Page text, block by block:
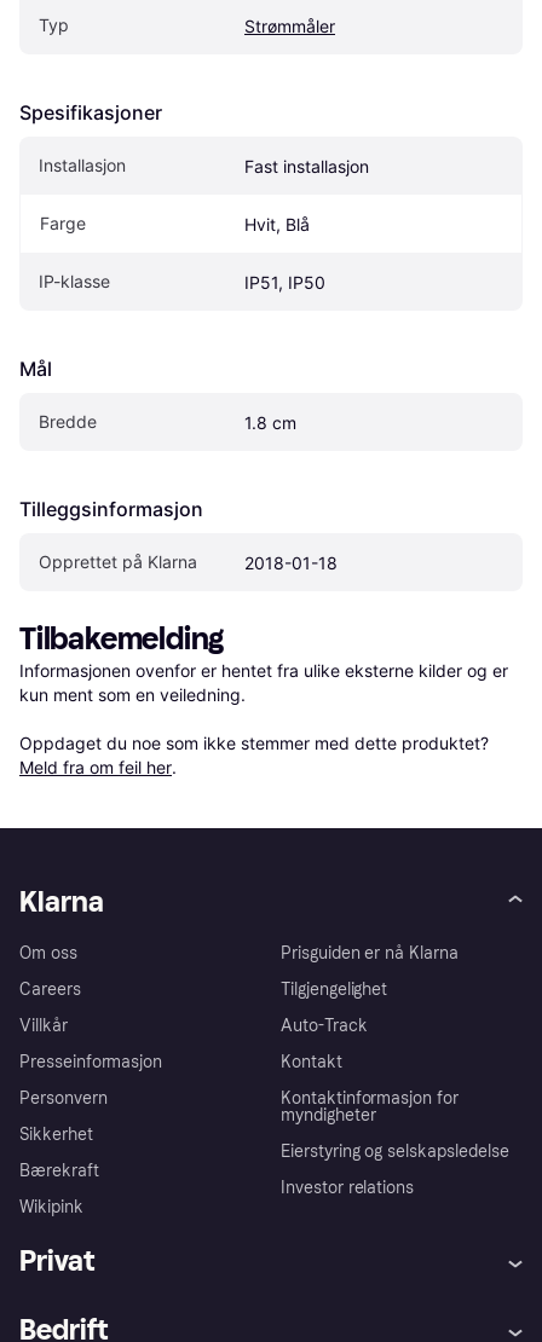
Typ Strømmåler
Spesifikasjoner
Installasjon Fast installasjon
Farge Hvit, Blå
IP-klasse IP51, IP50
Mål
Bredde 1.8 cm
Tilleggsinformasjon
Opprettet på Klarna 2018-01-18
Tilbakemelding
Informasjonen ovenfor er hentet fra ulike eksterne kilder og er
kun ment som en veiledning.
Oppdaget du noe som ikke stemmer med dette produktet?
Meld fra om feil her.
Klarna
Om oss
Careers
Villkår
Presseinformasjon
Personvern
Sikkerhet
Bærekraft
Wikipink
Prisguiden er nå Klarna
Tilgjengelighet
Auto-Track
Kontakt
Kontaktinformasjon for
myndigheter
Eierstyring og selskapsledelse
Investor relations
Privat
Bedrift